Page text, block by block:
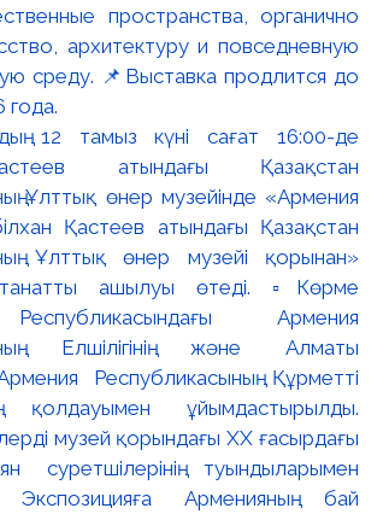
пространства, органично
архитектуру и повседневную
среду. 📌Выставка продлится до
года.